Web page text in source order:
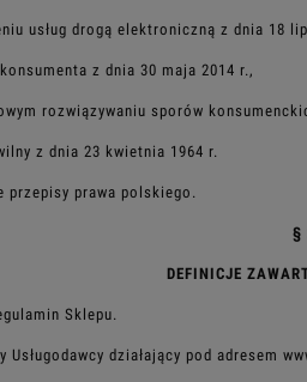
usług drogą elektroniczną z dnia 18
z dnia 30 maja 2014 r.,
rozwiązywaniu sporów
z dnia 23 kwietnia 1964 r.
przepisy prawa polskiego.
§
DEFINICJE
Sklepu.
Usługodawcy działający pod adresem